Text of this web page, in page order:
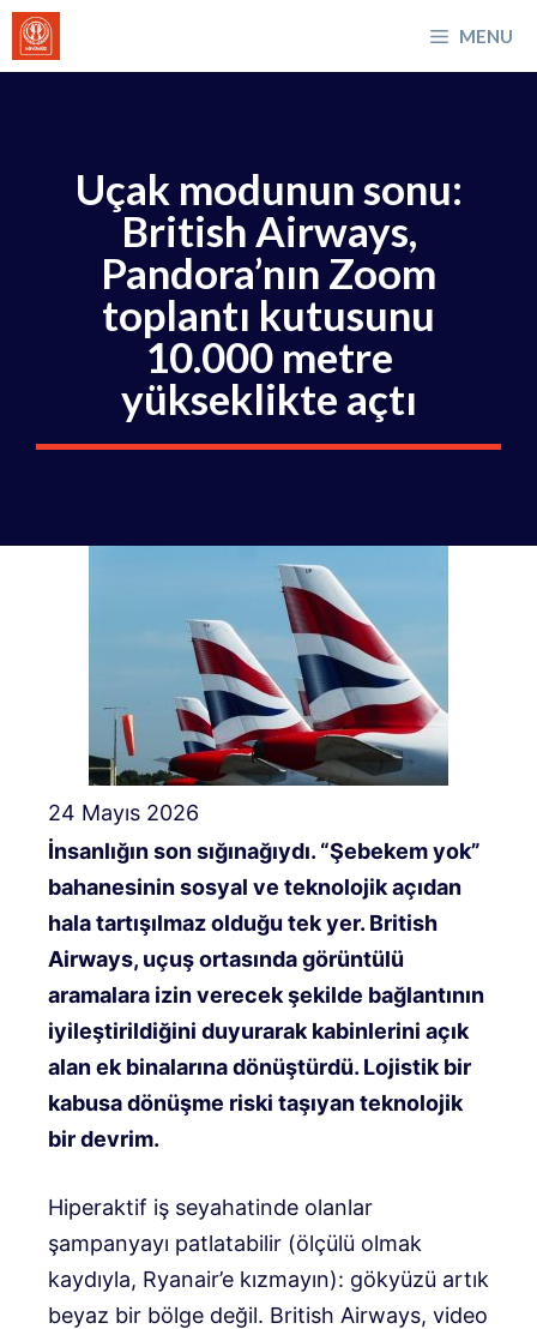
İçeriğe
atla
MENU
Uçak modunun sonu:
British Airways,
Pandora’nın Zoom
toplantı kutusunu
10.000 metre
yükseklikte açtı
24 Mayıs 2026
İnsanlığın son sığınağıydı. “Şebekem yok”
bahanesinin sosyal ve teknolojik açıdan
hala tartışılmaz olduğu tek yer. British
Airways, uçuş ortasında görüntülü
aramalara izin verecek şekilde bağlantının
iyileştirildiğini duyurarak kabinlerini açık
alan ek binalarına dönüştürdü. Lojistik bir
kabusa dönüşme riski taşıyan teknolojik
bir devrim.
Hiperaktif iş seyahatinde olanlar
şampanyayı patlatabilir (ölçülü olmak
kaydıyla, Ryanair’e kızmayın): gökyüzü artık
beyaz bir bölge değil. British Airways, video